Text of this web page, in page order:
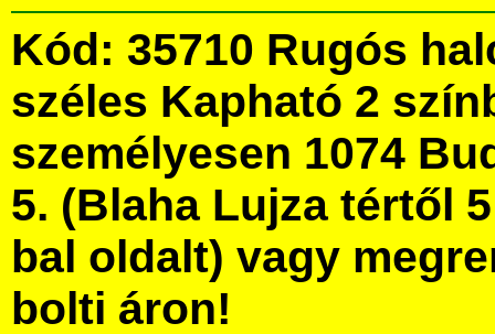
Kód: 35710 Rugós
széles Kapható 2
személyesen 1074
5. (Blaha Lujza tértől
bal oldalt) vagy
bolti áron!